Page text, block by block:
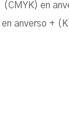
(CMYK) en
anverso +